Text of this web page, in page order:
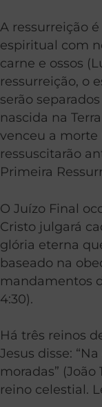
A ressurreição
espiritual com
carne e ossos
ressurreição, o
serão
nascida na
venceu a morte
ressuscitarão
Primeira
O Juízo Final
Cristo julgará
glória eterna
baseado na
mandamentos
4:30).
Há três reinos
Jesus disse:
moradas” (João
reino celestial.